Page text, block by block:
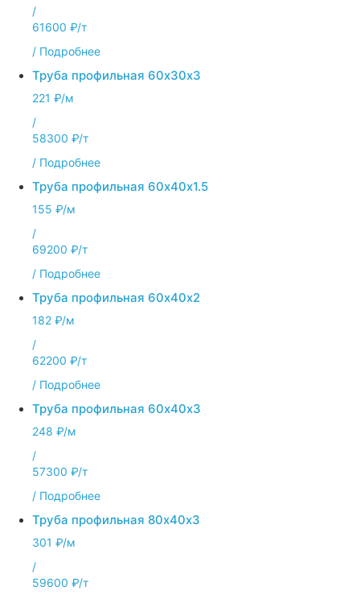
/
61600 ₽/т
/ Подробнее
Труба профильная 60х30х3
221 ₽/м
/
58300 ₽/т
/ Подробнее
Труба профильная 60х40х1.5
155 ₽/м
/
69200 ₽/т
/ Подробнее
Труба профильная 60х40х2
182 ₽/м
/
62200 ₽/т
/ Подробнее
Труба профильная 60х40х3
248 ₽/м
/
57300 ₽/т
/ Подробнее
Труба профильная 80х40х3
301 ₽/м
/
59600 ₽/т